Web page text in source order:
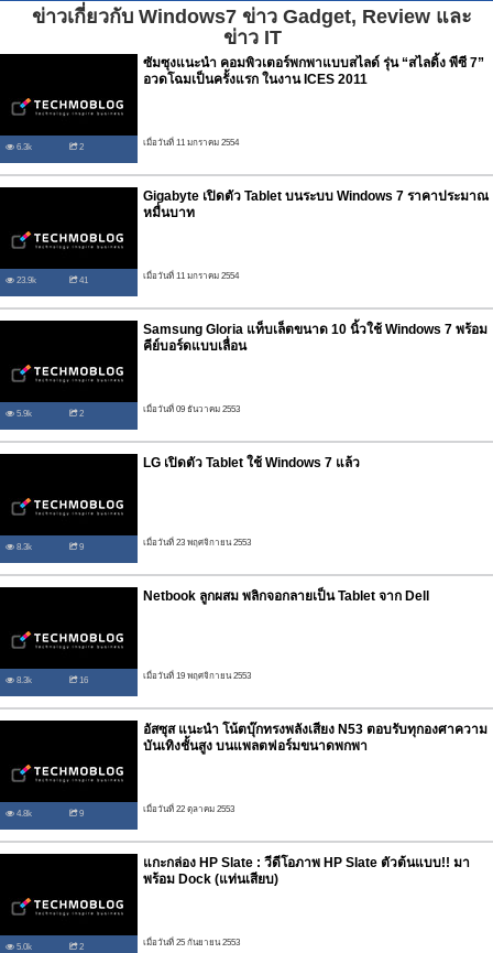
ข่าวเกี่ยวกับ Windows7 ข่าว Gadget, Review และ
ข่าว IT
6.3k 2
ซัมซุงแนะนำ คอมพิวเตอร์พกพาแบบสไลด์ รุ่น “สไลดิ้ง พีซี 7”
อวดโฉมเป็นครั้งแรก ในงาน ICES 2011
เมื่อวันที่ 11 มกราคม 2554
23.9k 41
Gigabyte เปิดตัว Tablet บนระบบ Windows 7 ราคาประมาณ
หมื่นบาท
เมื่อวันที่ 11 มกราคม 2554
5.9k 2
Samsung Gloria แท็บเล็ตขนาด 10 นิ้วใช้ Windows 7 พร้อม
คีย์บอร์ดแบบเลื่อน
เมื่อวันที่ 09 ธันวาคม 2553
8.3k 9
LG เปิดตัว Tablet ใช้ Windows 7 แล้ว
เมื่อวันที่ 23 พฤศจิกายน 2553
8.3k 16
Netbook ลูกผสม พลิกจอกลายเป็น Tablet จาก Dell
เมื่อวันที่ 19 พฤศจิกายน 2553
4.8k 9
อัสซุส แนะนำ โน้ตบุ๊กทรงพลังเสียง N53 ตอบรับทุกองศาความ
บันเทิงชั้นสูง บนแพลตฟอร์มขนาดพกพา
เมื่อวันที่ 22 ตุลาคม 2553
5.0k 2
แกะกล่อง HP Slate : วีดีโอภาพ HP Slate ตัวต้นแบบ!! มา
พร้อม Dock (แท่นเสียบ)
เมื่อวันที่ 25 กันยายน 2553